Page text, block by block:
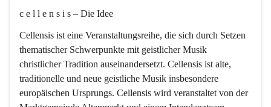
c e l l e n s i s – Die Idee
Cellensis ist eine Veranstaltungsreihe, die sich durch Setzen
thematischer Schwerpunkte mit geistlicher Musik
christlicher Tradition auseinandersetzt. Cellensis ist alte,
traditionelle und neue geistliche Musik insbesondere
europäischen Ursprungs. Cellensis wird veranstaltet von der